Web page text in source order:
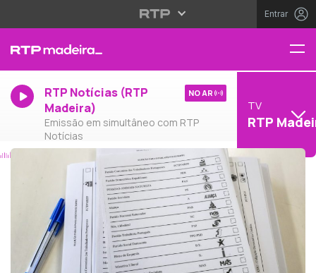
Entrar
RTP Notícias (RTP
Madeira)
Emissão em simultâneo com RTP
Notícias
NO AR
TV
RTP